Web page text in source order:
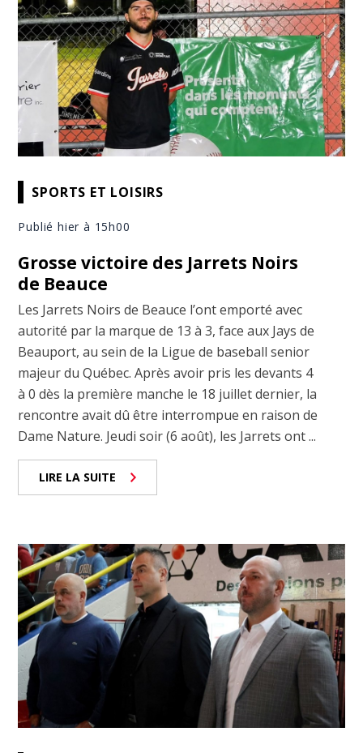
SPORTS ET LOISIRS
Publié hier à 15h00
Grosse victoire des Jarrets Noirs
de Beauce
Les Jarrets Noirs de Beauce l’ont emporté avec
autorité par la marque de 13 à 3, face aux Jays de
Beauport, au sein de la Ligue de baseball senior
majeur du Québec. Après avoir pris les devants 4
à 0 dès la première manche le 18 juillet dernier, la
rencontre avait dû être interrompue en raison de
Dame Nature. Jeudi soir (6 août), les Jarrets ont ...
LIRE LA SUITE